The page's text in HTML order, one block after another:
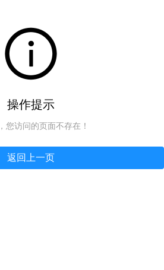
操作提示
您访问的页面不存在！
返回上一页